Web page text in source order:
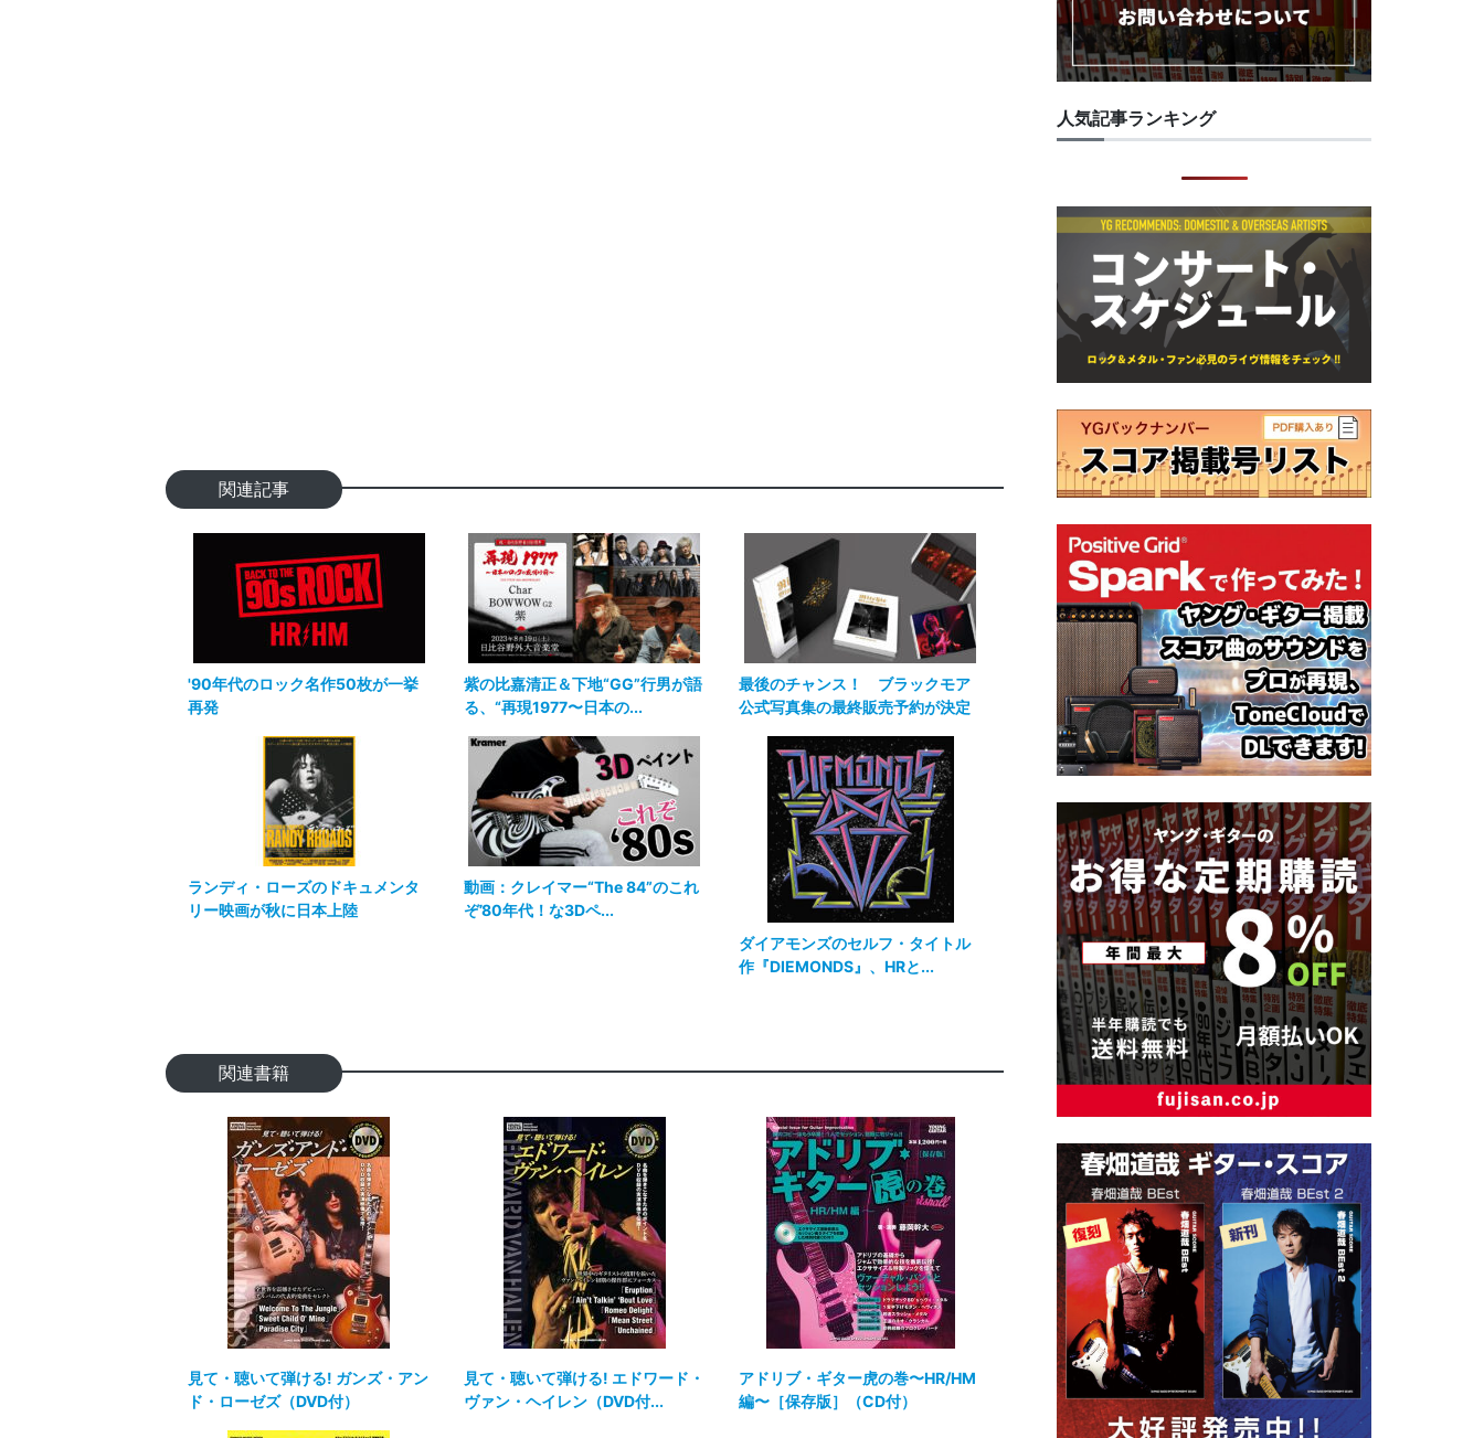
関連記事
'90年代のロック名作50枚が一挙
再発
紫の比嘉清正＆下地“GG”行男が語
る、“再現1977〜日本の...
最後のチャンス！ ブラックモア
公式写真集の最終販売予約が決定
ランディ・ローズのドキュメンタ
リー映画が秋に日本上陸
動画：クレイマー“The 84”のこれ
ぞ’80年代！な3Dペ...
ダイアモンズのセルフ・タイトル
作『DIEMONDS』、HRと...
関連書籍
見て・聴いて弾ける! ガンズ・アン
ド・ローゼズ（DVD付）
見て・聴いて弾ける! エドワード・
ヴァン・ヘイレン（DVD付...
アドリブ・ギター虎の巻〜HR/HM
編〜［保存版］（CD付）
人気記事ランキング